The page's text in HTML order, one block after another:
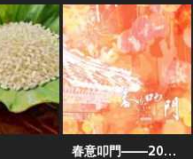
春意叩門——2025新春原創賀歲曲